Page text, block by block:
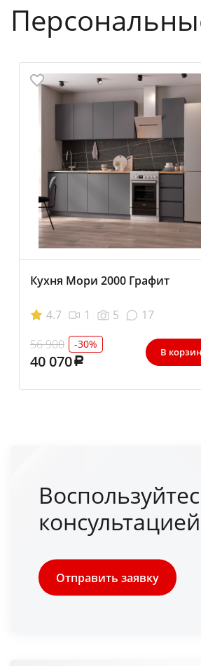
Кухня Мори 2000 Графит
4.7 1 5
17
56 900
-30%
40 070 В
консультацией
Отправить заявку